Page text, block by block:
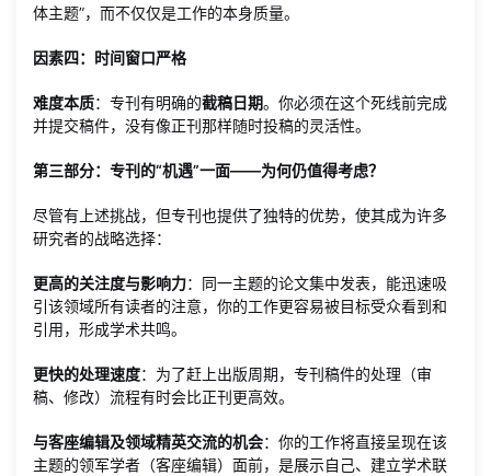
体主题”，而不仅仅是工作的本身质量。
因素四：时间窗口严格
难度本质：专刊有明确的截稿日期。你必须在这个死线前完成
并提交稿件，没有像正刊那样随时投稿的灵活性。
第三部分：专刊的“机遇”一面——为何仍值得考虑？
尽管有上述挑战，但专刊也提供了独特的优势，使其成为许多
研究者的战略选择：
更高的关注度与影响力：同一主题的论文集中发表，能迅速吸
引该领域所有读者的注意，你的工作更容易被目标受众看到和
引用，形成学术共鸣。
更快的处理速度：为了赶上出版周期，专刊稿件的处理（审
稿、修改）流程有时会比正刊更高效。
与客座编辑及领域精英交流的机会：你的工作将直接呈现在该
主题的领军学者（客座编辑）面前，是展示自己、建立学术联